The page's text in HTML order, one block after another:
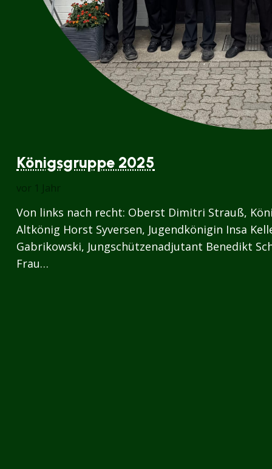
Königsgruppe 2025
vor 1 Jahr
Von links nach recht: Oberst Dimitri Strauß,
Altkönig Horst Syversen, Jugendkönigin Insa
Gabrikowski, Jungschützenadjutant Benedikt
Frau…